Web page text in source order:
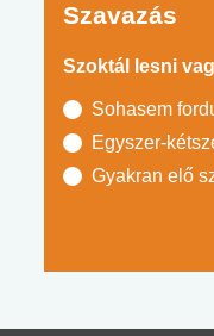
Szavazás
Szoktál lesni
Sohasem
Egyszer-
Gyakran elő